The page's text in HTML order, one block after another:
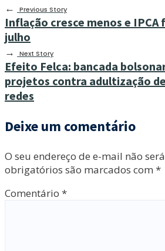
←
Previous Story
Inflação cresce menos e IPCA
julho
→ Next Story
Efeito Felca: bancada
projetos contra adultização
redes
Deixe um comentário
O seu endereço de e-mail não
obrigatórios são marcados com *
Comentário *